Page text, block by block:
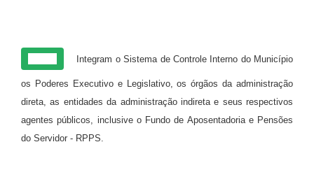
Integram o Sistema de Controle Interno do Município
os Poderes Executivo e Legislativo, os órgãos da administração
direta, as entidades da administração indireta e seus respectivos
agentes públicos, inclusive o Fundo de Aposentadoria e Pensões
do Servidor - RPPS.